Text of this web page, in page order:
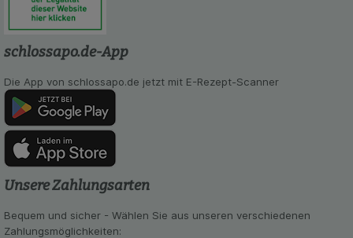
Verhaltensweisen (z.B. Spracheinstellung)
anzupassen. Komfort-Cookies ermöglichen es uns
anzuzeigen und unser Partnerprogramm zu
Statistik & Tracking:
Informationen über die Art und Weise der Nutzung
unserer Website sammeln, mit deren Hilfe wir
unsere Website weiter für Sie optimieren können,
den Inhalt auf unserer Website aber auch die
Werbung auf Drittseiten möglichst relevant für Sie
zu gestalten. Bitte beachten Sie, dass Daten
hierfür teilweise an Dritte wie z.B. Google oder
soziale Medien übertragen werden.
schlossapo.de-App
Die App von schlossapo.de jetzt mit E-Rezept-Scanner
Unsere Zahlungsarten
Bequem und sicher - Wählen Sie aus unseren verschiedenen
Zahlungsmöglichkeiten: